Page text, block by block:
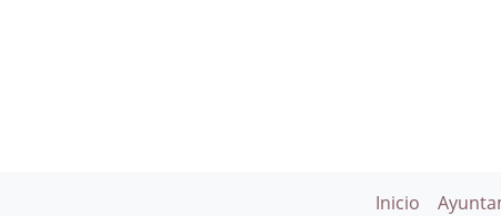
Inicio